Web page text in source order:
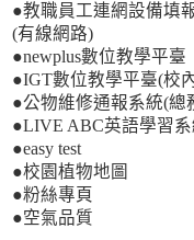
●教職員工連網設備填
(有線網路)
●newplus數位教學平臺
●IGT數位教學平臺(校
●公物維修通報系統(總
●LIVE ABC英語學習系
●easy test
●校園植物地圖
●粉絲專頁
●空氣品質